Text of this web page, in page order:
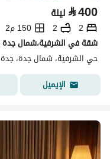
⃁400 ليلة
2
2
150 م2
شقة في الشرفية،شمال جدة 2 غرف 400 SAR - 88039733
حي الشرفية، شمال جدة، جدة
الإيميل